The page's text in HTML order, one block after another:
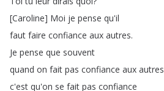
[Caroline] Moi je pense qu'il
faut faire confiance aux autres.
Je pense que souvent
quand on fait pas confiance aux autres
c'est qu'on se fait pas confiance